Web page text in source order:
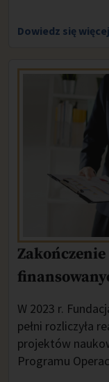
Dowiedz się więcej
W 2023 r.
pełni rozliczyła
projektów
Programu